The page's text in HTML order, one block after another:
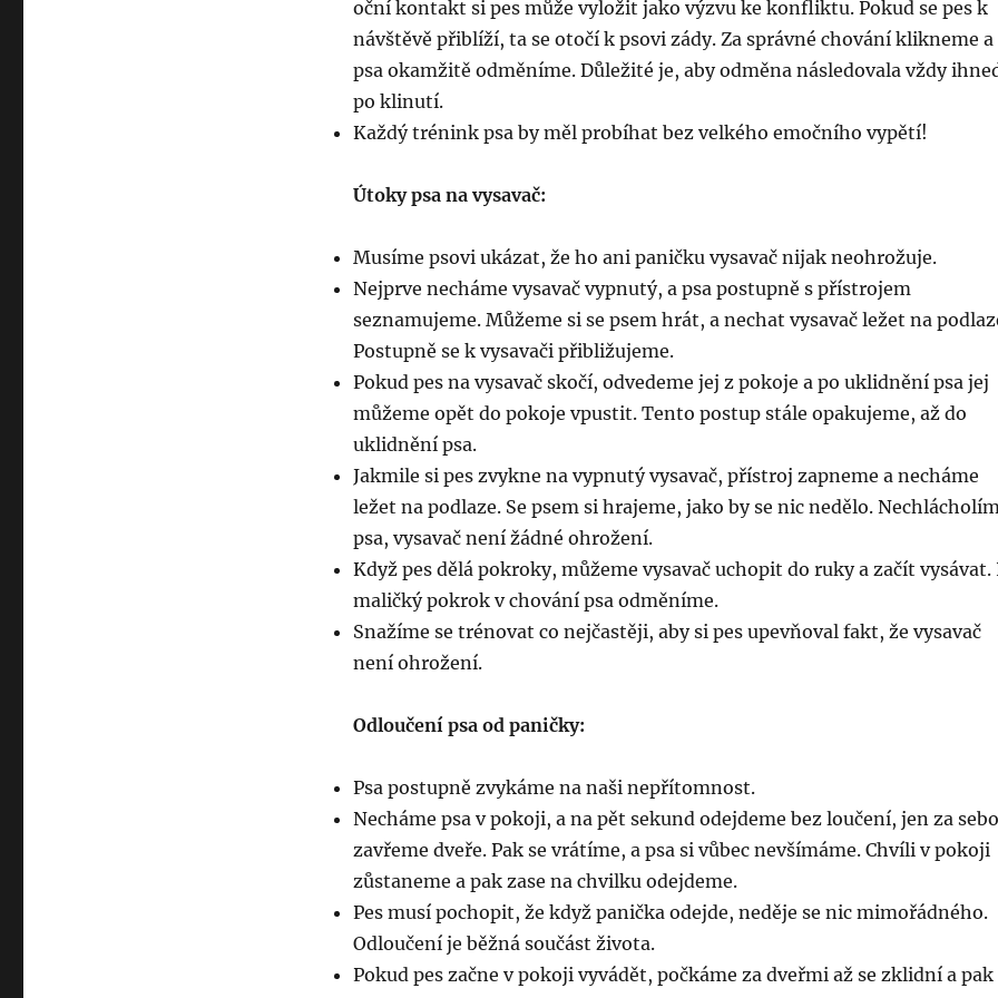
oční kontakt si pes může vyložit jako výzvu ke konfliktu. Pokud se pes k
návštěvě přiblíží, ta se otočí k psovi zády. Za správné chování klikneme a
psa okamžitě odměníme. Důležité je, aby odměna následovala vždy
po klinutí.
Každý trénink psa by měl probíhat bez velkého emočního vypětí!
Útoky psa na vysavač:
Musíme psovi ukázat, že ho ani paničku vysavač nijak neohrožuje.
Nejprve necháme vysavač vypnutý, a psa postupně s přístrojem
seznamujeme. Můžeme si se psem hrát, a nechat vysavač ležet na
Postupně se k vysavači přibližujeme.
Pokud pes na vysavač skočí, odvedeme jej z pokoje a po uklidnění psa jej
můžeme opět do pokoje vpustit. Tento postup stále opakujeme, až do
uklidnění psa.
Jakmile si pes zvykne na vypnutý vysavač, přístroj zapneme a necháme
ležet na podlaze. Se psem si hrajeme, jako by se nic nedělo.
psa, vysavač není žádné ohrožení.
Když pes dělá pokroky, můžeme vysavač uchopit do ruky a začít vysávat.
maličký pokrok v chování psa odměníme.
Snažíme se trénovat co nejčastěji, aby si pes upevňoval fakt, že vysavač
není ohrožení.
Odloučení psa od paničky:
Psa postupně zvykáme na naši nepřítomnost.
Necháme psa v pokoji, a na pět sekund odejdeme bez loučení, jen za
zavřeme dveře. Pak se vrátíme, a psa si vůbec nevšímáme. Chvíli v pokoji
zůstaneme a pak zase na chvilku odejdeme.
Pes musí pochopit, že když panička odejde, neděje se nic mimořádného.
Odloučení je běžná součást života.
Pokud pes začne v pokoji vyvádět, počkáme za dveřmi až se zklidní a pak